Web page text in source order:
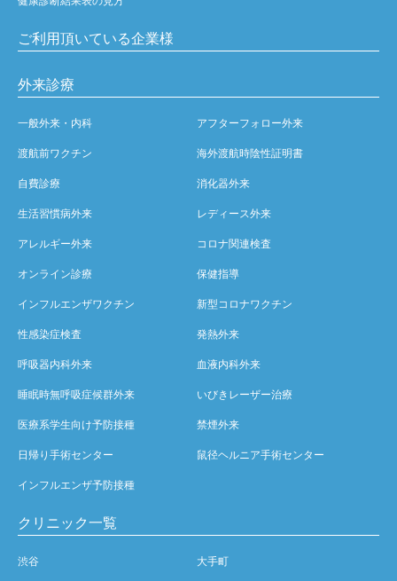
ご利用頂いている企業様
外来診療
一般外来・内科 アフターフォロー外来
渡航前ワクチン 海外渡航時陰性証明書
自費診療 消化器外来
生活習慣病外来 レディース外来
アレルギー外来 コロナ関連検査
オンライン診療 保健指導
インフルエンザワクチン 新型コロナワクチン
性感染症検査 発熱外来
呼吸器内科外来 血液内科外来
睡眠時無呼吸症候群外来 いびきレーザー治療
医療系学生向け予防接種 禁煙外来
日帰り手術センター 鼠径ヘルニア手術センター
インフルエンザ予防接種
クリニック一覧
渋谷 大手町